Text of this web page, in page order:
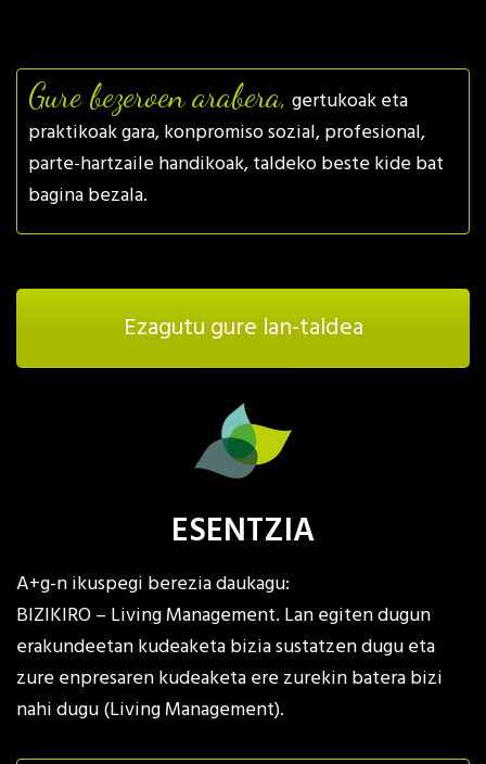
Gure bezeroen arabera, gertukoak eta
praktikoak gara, konpromiso sozial, profesional,
parte-hartzaile handikoak, taldeko beste kide bat
bagina bezala.
Ezagutu gure lan-taldea
ESENTZIA
A+g-n ikuspegi berezia daukagu:
BIZIKIRO – Living Management. Lan egiten dugun
erakundeetan kudeaketa bizia sustatzen dugu eta
zure enpresaren kudeaketa ere zurekin batera bizi
nahi dugu (Living Management).